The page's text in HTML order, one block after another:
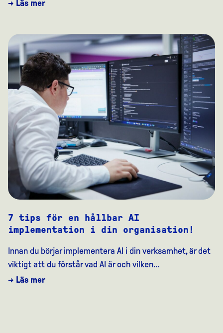
→ Läs mer
7 tips för en hållbar AI
implementation i din organisation!
Innan du börjar implementera AI i din verksamhet, är det
viktigt att du förstår vad AI är och vilken…
→ Läs mer